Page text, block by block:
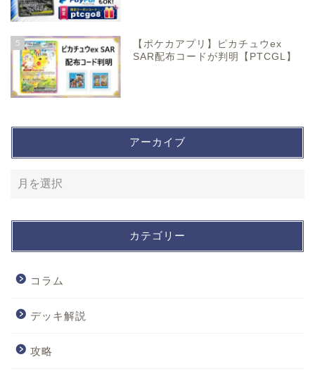
5
【ポケカアプリ】ピカチュウex
SAR配布コードが判明【PTCGL】
アーカイブ
カテゴリー
コラム
デッキ解説
攻略